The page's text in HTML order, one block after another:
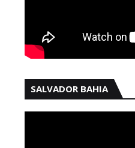
SALVADOR BAHIA